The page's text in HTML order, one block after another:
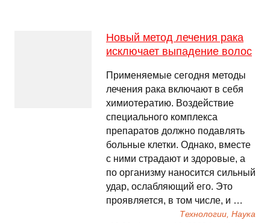
Новый метод лечения рака
исключает выпадение волос
Применяемые сегодня методы
лечения рака включают в себя
химиотератию. Воздействие
специального комплекса
препаратов должно подавлять
больные клетки. Однако, вместе
с ними страдают и здоровые, а
по организму наносится сильный
удар, ослабляющий его. Это
проявляется, в том числе, и …
Технологии, Наука